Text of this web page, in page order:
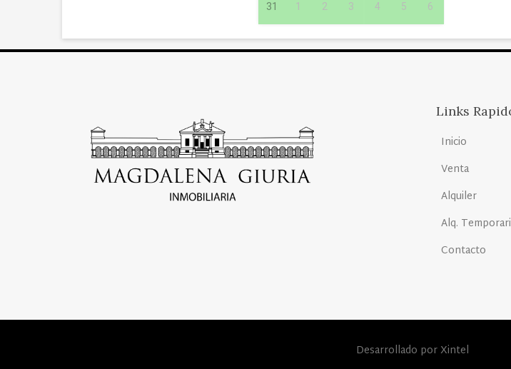
31 1 2 3 4 5 6
Links
Inicio
Venta
Alquiler
Alq.
Contacto
Desarrollado por Xintel